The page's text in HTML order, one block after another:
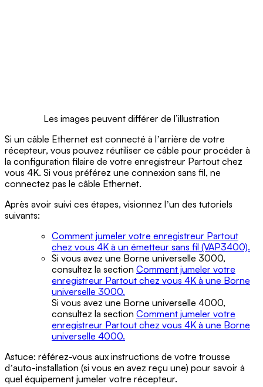
Les images peuvent différer de l’illustration
Si un câble Ethernet est connecté à lʼarrière de votre
récepteur, vous pouvez réutiliser ce câble pour procéder à
la configuration filaire de votre enregistreur Partout chez
vous 4K. Si vous préférez une connexion sans fil, ne
connectez pas le câble Ethernet.
Après avoir suivi ces étapes, visionnez lʼun des tutoriels
suivants:
Comment jumeler votre enregistreur Partout
chez vous 4K à un émetteur sans fil (VAP3400).
Si vous avez une Borne universelle 3000,
consultez la section Comment jumeler votre
enregistreur Partout chez vous 4K à une Borne
universelle 3000.
Si vous avez une Borne universelle 4000,
consultez la section Comment jumeler votre
enregistreur Partout chez vous 4K à une Borne
universelle 4000.
Astuce: référez-vous aux instructions de votre trousse
dʼauto-installation (si vous en avez reçu une) pour savoir à
quel équipement jumeler votre récepteur.